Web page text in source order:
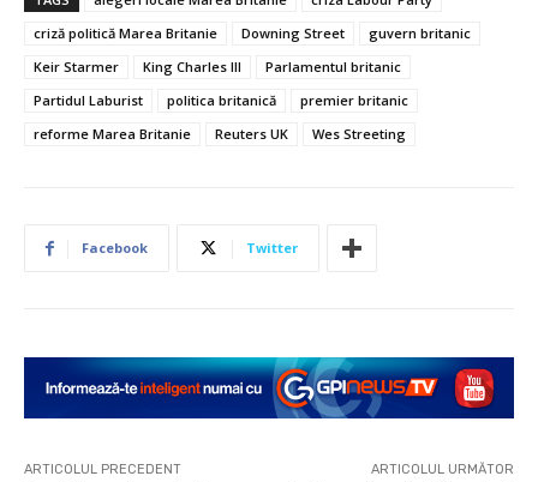
criză politică Marea Britanie
Downing Street
guvern britanic
Keir Starmer
King Charles III
Parlamentul britanic
Partidul Laburist
politica britanică
premier britanic
reforme Marea Britanie
Reuters UK Wes Streeting
Facebook Twitter
ARTICOLUL PRECEDENT ARTICOLUL URMĂTOR